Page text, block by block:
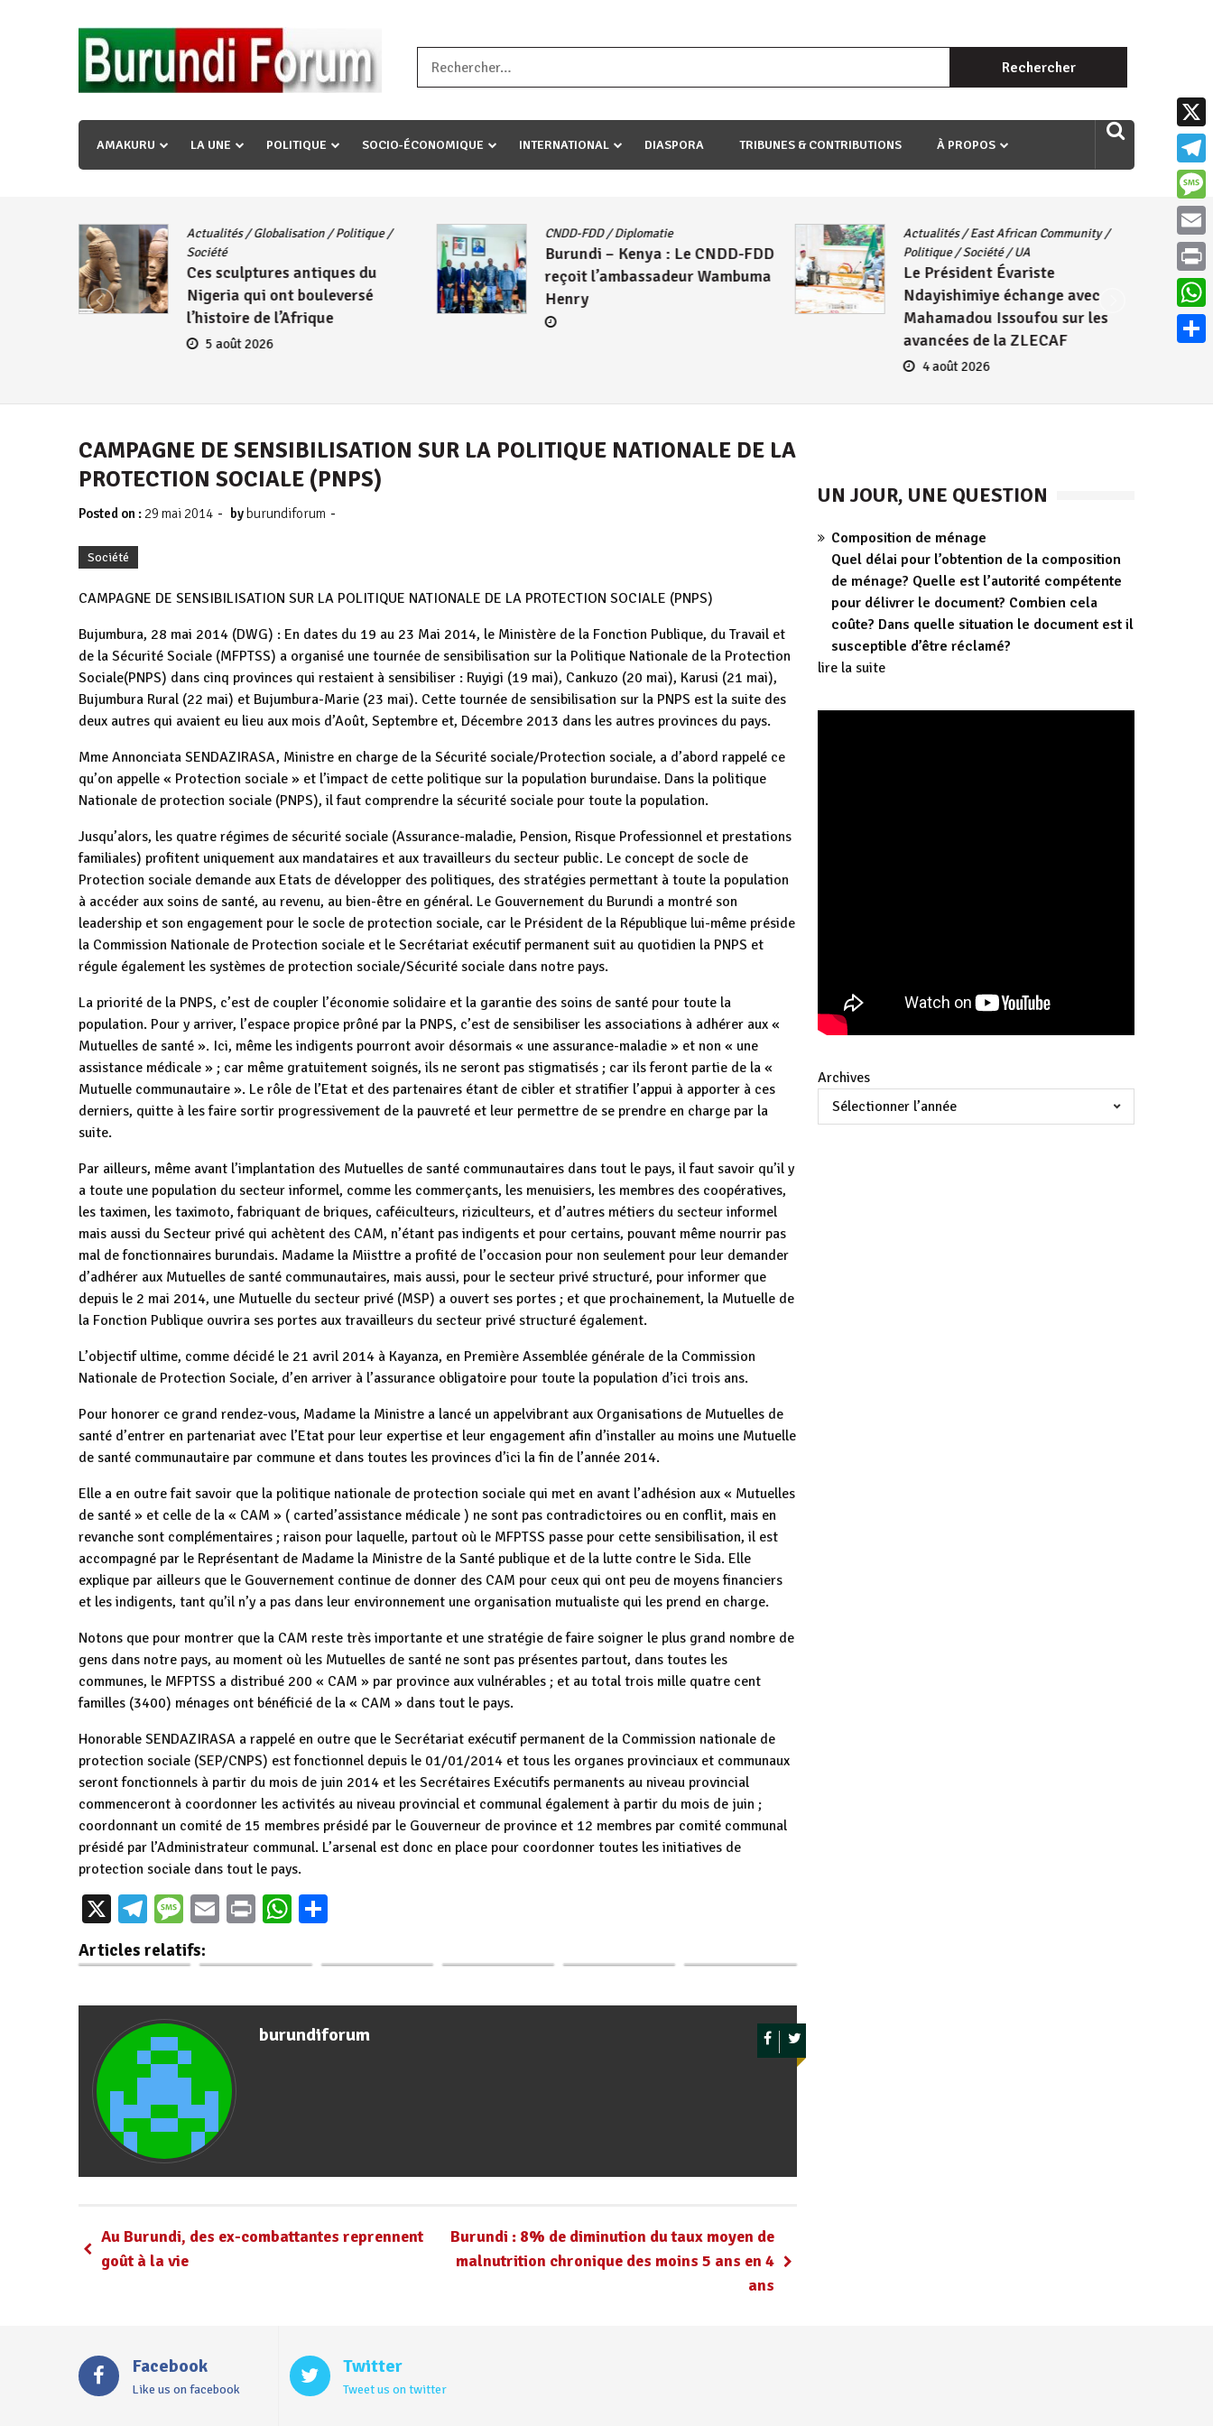
« Ingorane si ugupfa , ingorane ni ugupfa nabi ,gupfa ataco umariye umuryango wawe canke igihugu cakwibarutse .Wewe uri ngaha ndagusigiye iki kibazo : Uriko ukora iki kugira ngo
uzopfire neza umuryango n’igihugu cakwibarutse ? »
Rechercher :
AMAKURU LA UNE POLITIQUE SOCIO-ÉCONOMIQUE INTERNATIONAL DIASPORA TRIBUNES & CONTRIBUTIONS À PROPOS
Actualités/Globalisation/Politique/
Société
Ces sculptures antiques du
Nigeria qui ont bouleversé
l’histoire de l’Afrique
5 août 2026
CNDD-FDD/Diplomatie
Burundi – Kenya : Le CNDD-FDD
reçoit l’ambassadeur Wambuma
Henry
Actualités/East African Community/
Politique/Société/UA
Le Président Évariste
Ndayishimiye échange avec
Mahamadou Issoufou sur les
avancées de la ZLECAF
4 août 2026
CAMPAGNE DE SENSIBILISATION SUR LA POLITIQUE NATIONALE DE LA
PROTECTION SOCIALE (PNPS)
Posted on : 29 mai 2014 - by burundiforum -
Société
CAMPAGNE DE SENSIBILISATION SUR LA POLITIQUE NATIONALE DE LA PROTECTION SOCIALE (PNPS)
Bujumbura, 28 mai 2014 (DWG) : En dates du 19 au 23 Mai 2014, le Ministère de la Fonction Publique, du Travail et
de la Sécurité Sociale (MFPTSS) a organisé une tournée de sensibilisation sur la Politique Nationale de la Protection
Sociale(PNPS) dans cinq provinces qui restaient à sensibiliser : Ruyigi (19 mai), Cankuzo (20 mai), Karusi (21 mai),
Bujumbura Rural (22 mai) et Bujumbura-Marie (23 mai). Cette tournée de sensibilisation sur la PNPS est la suite des
deux autres qui avaient eu lieu aux mois d’Août, Septembre et, Décembre 2013 dans les autres provinces du pays.
Mme Annonciata SENDAZIRASA, Ministre en charge de la Sécurité sociale/Protection sociale, a d’abord rappelé ce
qu’on appelle « Protection sociale » et l’impact de cette politique sur la population burundaise. Dans la politique
Nationale de protection sociale (PNPS), il faut comprendre la sécurité sociale pour toute la population.
Jusqu’alors, les quatre régimes de sécurité sociale (Assurance-maladie, Pension, Risque Professionnel et prestations
familiales) profitent uniquement aux mandataires et aux travailleurs du secteur public. Le concept de socle de
Protection sociale demande aux Etats de développer des politiques, des stratégies permettant à toute la population
à accéder aux soins de santé, au revenu, au bien-être en général. Le Gouvernement du Burundi a montré son
leadership et son engagement pour le socle de protection sociale, car le Président de la République lui-même préside
la Commission Nationale de Protection sociale et le Secrétariat exécutif permanent suit au quotidien la PNPS et
régule également les systèmes de protection sociale/Sécurité sociale dans notre pays.
La priorité de la PNPS, c’est de coupler l’économie solidaire et la garantie des soins de santé pour toute la
population. Pour y arriver, l’espace propice prôné par la PNPS, c’est de sensibiliser les associations à adhérer aux «
Mutuelles de santé ». Ici, même les indigents pourront avoir désormais « une assurance-maladie » et non « une
assistance médicale » ; car même gratuitement soignés, ils ne seront pas stigmatisés ; car ils feront partie de la «
Mutuelle communautaire ». Le rôle de l’Etat et des partenaires étant de cibler et stratifier l’appui à apporter à ces
derniers, quitte à les faire sortir progressivement de la pauvreté et leur permettre de se prendre en charge par la
suite.
Par ailleurs, même avant l’implantation des Mutuelles de santé communautaires dans tout le pays, il faut savoir qu’il y
a toute une population du secteur informel, comme les commerçants, les menuisiers, les membres des coopératives,
les taximen, les taximoto, fabriquant de briques, caféiculteurs, riziculteurs, et d’autres métiers du secteur informel
mais aussi du Secteur privé qui achètent des CAM, n’étant pas indigents et pour certains, pouvant même nourrir pas
mal de fonctionnaires burundais. Madame la Miisttre a profité de l’occasion pour non seulement pour leur demander
d’adhérer aux Mutuelles de santé communautaires, mais aussi, pour le secteur privé structuré, pour informer que
depuis le 2 mai 2014, une Mutuelle du secteur privé (MSP) a ouvert ses portes ; et que prochainement, la Mutuelle de
la Fonction Publique ouvrira ses portes aux travailleurs du secteur privé structuré également.
L’objectif ultime, comme décidé le 21 avril 2014 à Kayanza, en Première Assemblée générale de la Commission
Nationale de Protection Sociale, d’en arriver à l’assurance obligatoire pour toute la population d’ici trois ans.
Pour honorer ce grand rendez-vous, Madame la Ministre a lancé un appelvibrant aux Organisations de Mutuelles de
santé d’entrer en partenariat avec l’Etat pour leur expertise et leur engagement afin d’installer au moins une Mutuelle
de santé communautaire par commune et dans toutes les provinces d’ici la fin de l’année 2014.
Elle a en outre fait savoir que la politique nationale de protection sociale qui met en avant l’adhésion aux « Mutuelles
de santé » et celle de la « CAM » ( carted’assistance médicale ) ne sont pas contradictoires ou en conflit, mais en
revanche sont complémentaires ; raison pour laquelle, partout où le MFPTSS passe pour cette sensibilisation, il est
accompagné par le Représentant de Madame la Ministre de la Santé publique et de la lutte contre le Sida. Elle
explique par ailleurs que le Gouvernement continue de donner des CAM pour ceux qui ont peu de moyens financiers
et les indigents, tant qu’il n’y a pas dans leur environnement une organisation mutualiste qui les prend en charge.
Notons que pour montrer que la CAM reste très importante et une stratégie de faire soigner le plus grand nombre de
gens dans notre pays, au moment où les Mutuelles de santé ne sont pas présentes partout, dans toutes les
communes, le MFPTSS a distribué 200 « CAM » par province aux vulnérables ; et au total trois mille quatre cent
familles (3400) ménages ont bénéficié de la « CAM » dans tout le pays.
Honorable SENDAZIRASA a rappelé en outre que le Secrétariat exécutif permanent de la Commission nationale de
protection sociale (SEP/CNPS) est fonctionnel depuis le 01/01/2014 et tous les organes provinciaux et communaux
seront fonctionnels à partir du mois de juin 2014 et les Secrétaires Exécutifs permanents au niveau provincial
commenceront à coordonner les activités au niveau provincial et communal également à partir du mois de juin ;
coordonnant un comité de 15 membres présidé par le Gouverneur de province et 12 membres par comité communal
présidé par l’Administrateur communal. L’arsenal est donc en place pour coordonner toutes les initiatives de
protection sociale dans tout le pays.
X Telegram
Message
EmailPrintWhatsApp
Articles relatifs:
SEP/CNPS : Vers
une protection
efficace
RGPHAE: les
membres du
burundiforum
Au Burundi, des ex-combattantes reprennent
goût à la vie
Burundi : 8% de diminution du taux moyen de
malnutrition chronique des moins 5 ans en 4
ans
UN JOUR, UNE QUESTION
Composition de ménage
Quel délai pour l’obtention de la composition
de ménage? Quelle est l’autorité compétente
pour délivrer le document? Combien cela
coûte? Dans quelle situation le document est il
susceptible d’être réclamé?
lire la suite
Archives
Facebook
Like us on facebook
Twitter
Tweet us on twitter
X
Email
Print